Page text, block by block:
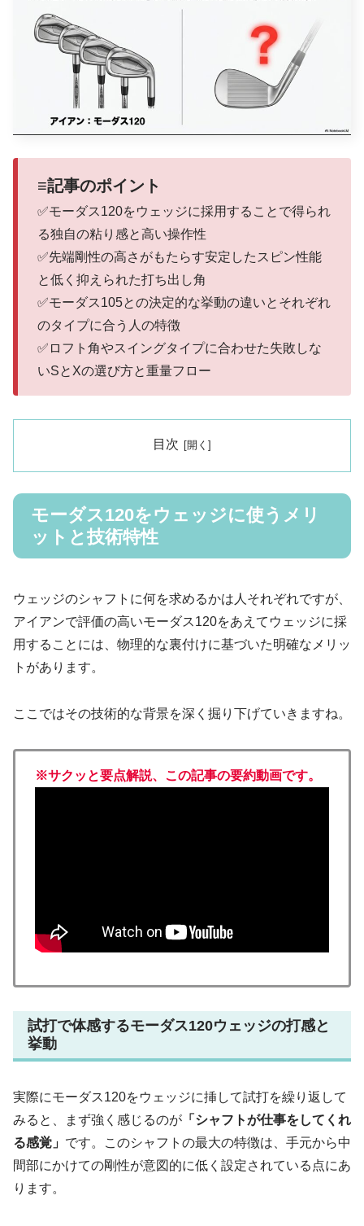
≡記事のポイント
✅モーダス120をウェッジに採用することで得られ
る独自の粘り感と高い操作性
✅先端剛性の高さがもたらす安定したスピン性能
と低く抑えられた打ち出し角
✅モーダス105との決定的な挙動の違いとそれぞれ
のタイプに合う人の特徴
✅ロフト角やスイングタイプに合わせた失敗しな
いSとXの選び方と重量フロー
目次
モーダス120をウェッジに使うメリ
ットと技術特性
ウェッジのシャフトに何を求めるかは人それぞれですが、
アイアンで評価の高いモーダス120をあえてウェッジに採
用することには、物理的な裏付けに基づいた明確なメリッ
トがあります。
ここではその技術的な背景を深く掘り下げていきますね。
※サクッと要点解説、この記事の要約動画です。
試打で体感するモーダス120ウェッジの打感と
挙動
実際にモーダス120をウェッジに挿して試打を繰り返して
みると、まず強く感じるのが 「シャフトが仕事をしてくれ
る感覚」 です。このシャフトの最大の特徴は、手元から中
間部にかけての剛性が意図的に低く設定されている点にあ
ります。